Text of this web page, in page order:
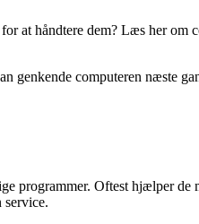
at håndtere dem? Læs her
genkende computeren næste
programmer. Oftest hjælper